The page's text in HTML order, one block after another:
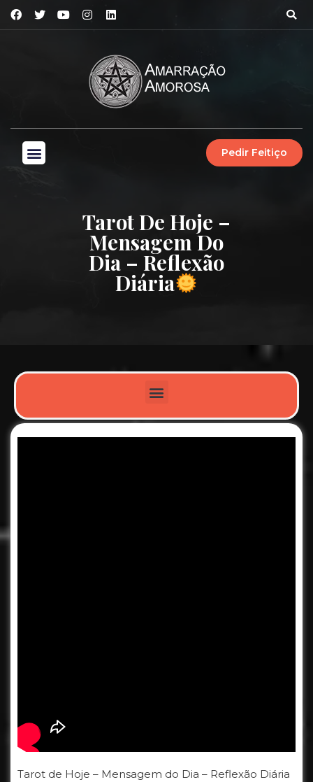
Pedir Feitiço
Tarot De Hoje –
Mensagem Do
Dia – Reflexão
Diária
Tarot de Hoje – Mensagem do Dia – Reflexão Diária